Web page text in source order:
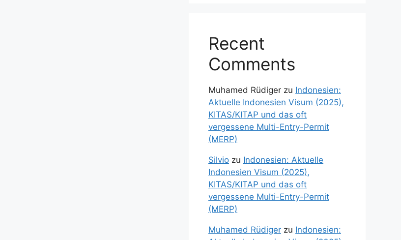
Recent
Comments
Muhamed Rüdiger zu Indonesien:
Aktuelle Indonesien Visum (2025),
KITAS/KITAP und das oft
vergessene Multi-Entry-Permit
(MERP)
Silvio zu Indonesien: Aktuelle
Indonesien Visum (2025),
KITAS/KITAP und das oft
vergessene Multi-Entry-Permit
(MERP)
Muhamed Rüdiger zu Indonesien: